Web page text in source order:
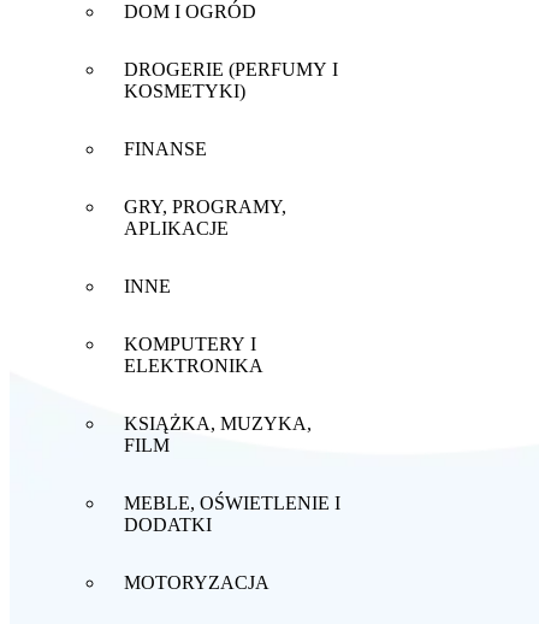
DOM I OGRÓD
DROGERIE (PERFUMY I
KOSMETYKI)
FINANSE
GRY, PROGRAMY,
APLIKACJE
INNE
KOMPUTERY I
ELEKTRONIKA
KSIĄŻKA, MUZYKA,
FILM
MEBLE, OŚWIETLENIE I
DODATKI
MOTORYZACJA